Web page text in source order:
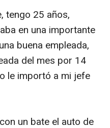
tengo 25 años,
en una importante
buena empleada,
del mes por 14
le importó a mi jefe
un bate el auto de